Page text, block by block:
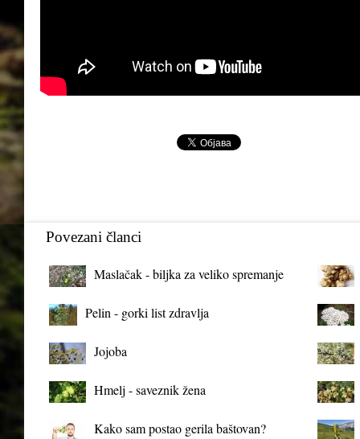
Povezani članci
Maslačak - biljka za veliko spremanje
Pelin - gorki list zdravlja
Jojoba
Hmelj - saveznik žena
Kako sam postao gerila baštovan?